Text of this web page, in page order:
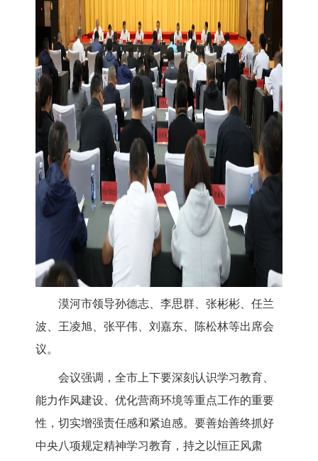
漠河市领导孙德志、李思群、张彬彬、任兰
波、王凌旭、张平伟、刘嘉东、陈松林等出席会
议。
会议强调 ，全市上下要深刻认识学习教育
能力作风建设、 优化营商环境等重点工作的重要
性，切实增强责任感和紧迫感。 要善始善终抓好
中央八项规定精神学习教育，持之以恒正风肃